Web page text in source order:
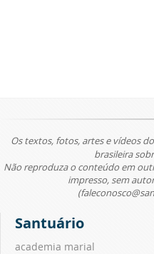
Os textos, fotos, artes e vídeos
brasileira
Não reproduza o conteúdo em
impresso, sem
Santuário
academia marial